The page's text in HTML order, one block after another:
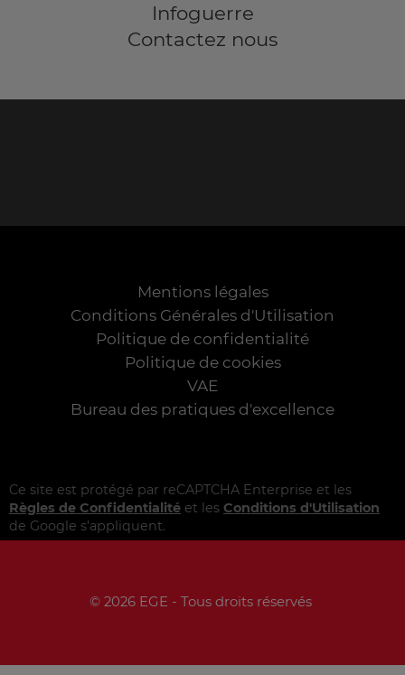
Infoguerre
Contactez nous
Mentions légales
Conditions Générales d'Utilisation
Politique de confidentialité
Politique de cookies
VAE
Bureau des pratiques d'excellence
Ce site est protégé par reCAPTCHA Enterprise et les
Règles de Confidentialité et les Conditions d'Utilisation
de Google s'appliquent.
© 2026 EGE - Tous droits réservés